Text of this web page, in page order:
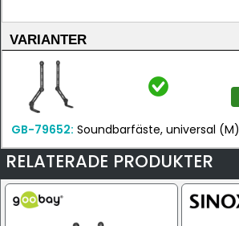
VARIANTER
GB-79652: Soundbarfäste, universal (M)
RELATERADE PRODUKTER